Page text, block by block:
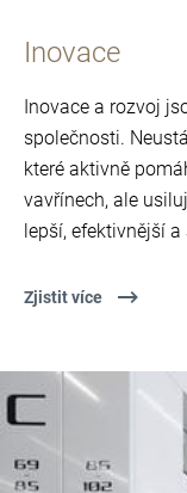
Inovace
Inovace a rozvoj
společnosti.
které aktivně
vavřínech, ale
lepší, efektivnější
Zjistit více